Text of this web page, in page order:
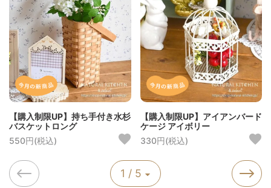
【購入制限UP】持ち手付き水杉
バスケットロング
550円(税込)
【購入制限UP】アイアンバード
ケージ アイボリー
330円(税込)
1 / 5